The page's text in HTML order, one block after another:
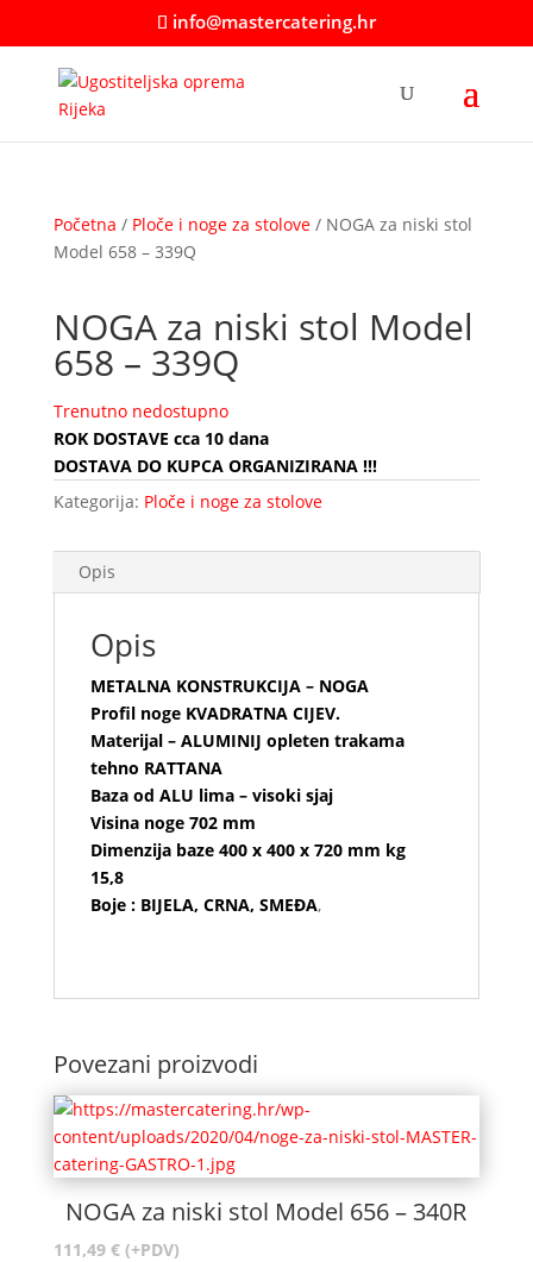
info@mastercatering.hr
Početna / Ploče i noge za stolove/ NOGA za niski stol
Model 658 – 339Q
NOGA za niski stol Model
658 – 339Q
Trenutno nedostupno
ROK DOSTAVE cca 10 dana
DOSTAVA DO KUPCA ORGANIZIRANA !!!
Kategorija: Ploče i noge za stolove
Opis
Opis
METALNA KONSTRUKCIJA – NOGA
Profil noge KVADRATNA CIJEV.
Materijal – ALUMINIJ opleten trakama
tehno RATTANA
Baza od ALU lima – visoki sjaj
Visina noge 702 mm
Dimenzija baze 400 x 400 x 720 mm kg
15,8
Boje : BIJELA, CRNA, SMEĐA,
Povezani proizvodi
NOGA za niski stol Model 656 – 340R
111,49 € (+PDV)